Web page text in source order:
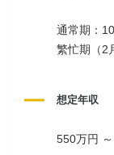
通常期：
繁忙期（2
想定年収
550万円